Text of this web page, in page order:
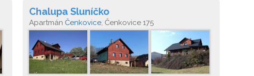
Chalupa Sluníčko
Apartmán Čenkovice, Čenkovice 175